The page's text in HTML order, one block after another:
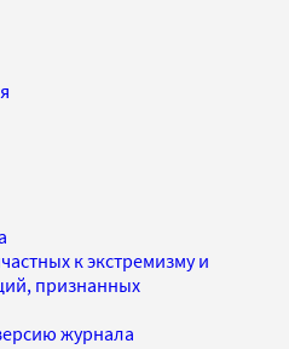
к экстремизму и
признанных
журнала